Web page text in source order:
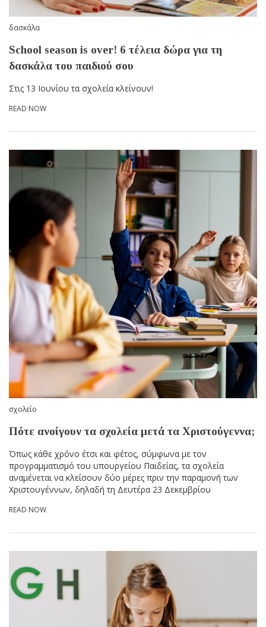
δασκάλα
School season is over! 6 τέλεια δώρα για τη
δασκάλα του παιδιού σου
Στις 13 Ιουνίου τα σχολεία κλείνουν!
READ NOW
σχολείο
Πότε ανοίγουν τα σχολεία μετά τα Χριστούγεννα;
Όπως κάθε χρόνο έτσι και φέτος, σύμφωνα με τον
προγραμματισμό του υπουργείου Παιδείας, τα σχολεία
αναμένεται να κλείσουν δύο μέρες πριν την παραμονή των
Χριστουγέννων, δηλαδή τη Δευτέρα 23 Δεκεμβρίου
READ NOW